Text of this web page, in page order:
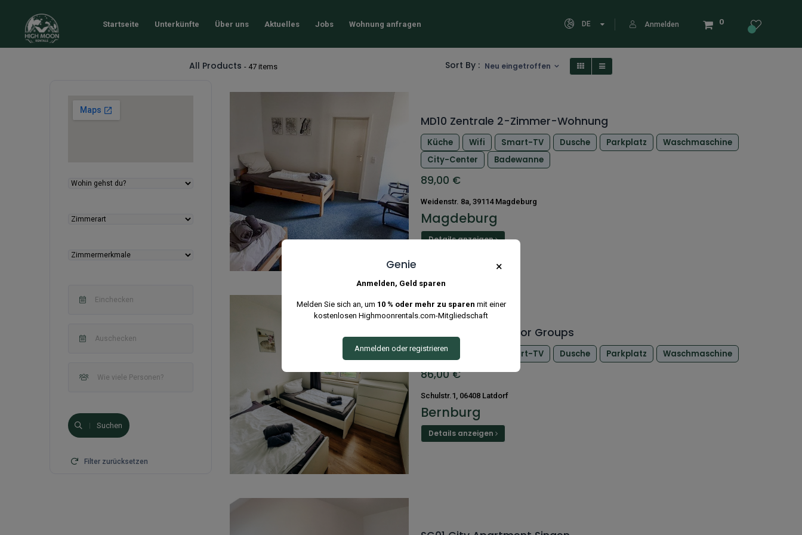
0
Anmelden
DE
Startseite Unterkünfte Über uns Aktuelles Jobs Wohnung anfragen
All Products - 47 items Sort By : Neu eingetroffen
Suchen
Filter zurücksetzen
MD10 Zentrale 2-Zimmer-Wohnung
Küche Wifi Smart-TV Dusche Parkplatz
Waschmaschine
City-Center
Badewanne
89,00 €
Weidenstr. 8a, 39114 Magdeburg
Magdeburg
Details anzeigen
SLK06 Apartment for Groups
Küche Smart-TV Dusche Parkplatz Waschmaschine
86,00€
Schulstr.1, 06408 Latdorf
Bernburg
Details anzeigen
Genie ×
Anmelden, Geld sparen
Melden Sie sich an, um 10 % oder mehr zu sparen mit einer
kostenlosen Highmoonrentals.com-Mitgliedschaft
Anmelden oder registrieren